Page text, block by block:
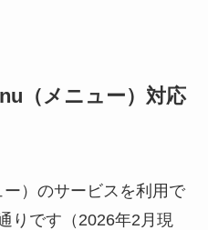
（メニュー）対応
）のサービスを利用で
りです（2026年2月現